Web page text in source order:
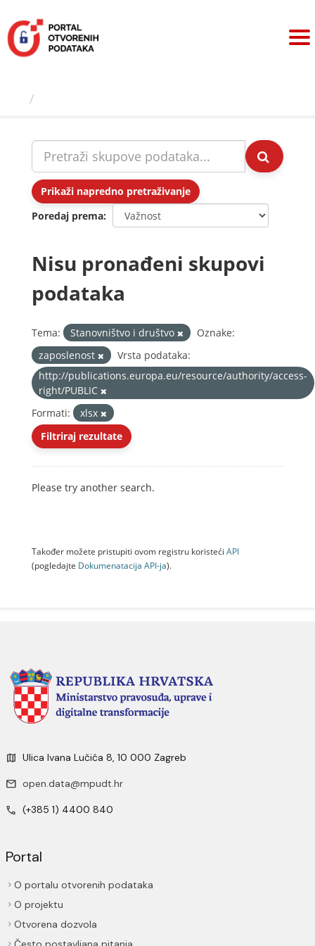
sadržaj
Prikaži napredno pretraživanje
Poredaj prema
Nisu pronađeni skupovi
podataka
Tema: Stanovništvo i društvo
Oznake:
zaposlenost
Vrsta podataka:
http://publications.europa.eu/resource/authority/access-
right/PUBLIC
Formati:
xlsx
Filtriraj rezultate
Please try another search.
Također možete pristupiti ovom registru koristeći API
(pogledajte Dokumenаtаcijа API-jа).